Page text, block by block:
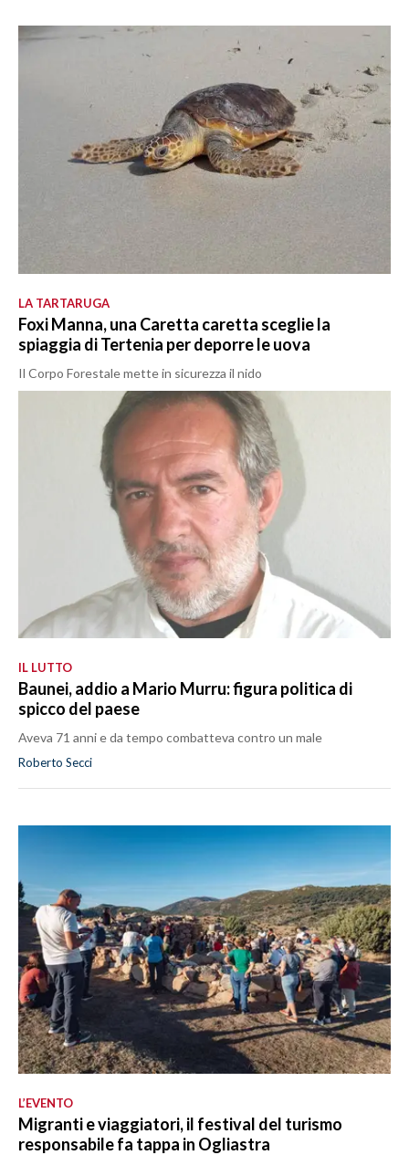
LA TARTARUGA
Foxi Manna, una Caretta caretta sceglie la
spiaggia di Tertenia per deporre le uova
Il Corpo Forestale mette in sicurezza il nido
IL LUTTO
Baunei, addio a Mario Murru: figura politica di
spicco del paese
Aveva 71 anni e da tempo combatteva contro un male
Roberto Secci
L’EVENTO
Migranti e viaggiatori, il festival del turismo
responsabile fa tappa in Ogliastra